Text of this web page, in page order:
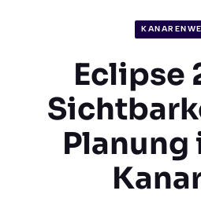
Eclipse
Planung